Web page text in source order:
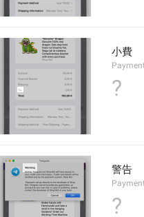
小費
?
警告
?